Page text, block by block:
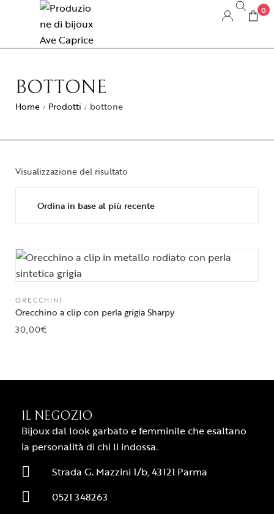
0
BOTTONE
Home / Prodotti / bottone
Visualizzazione del risultato
ORECCHINI
Orecchino a clip con perla grigia Sharpy
30,00€
IL NEGOZIO
Bijoux dal look garbato e femminile che esaltano
la personalità di chi li indossa.
Strada G. Mazzini 1/b, 43121 Parma
0521 348263